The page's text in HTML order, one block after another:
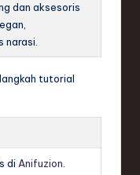
dan aksesoris
narasi.
tutorial
di Anifuzion